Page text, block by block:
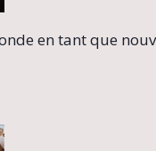
en tant que